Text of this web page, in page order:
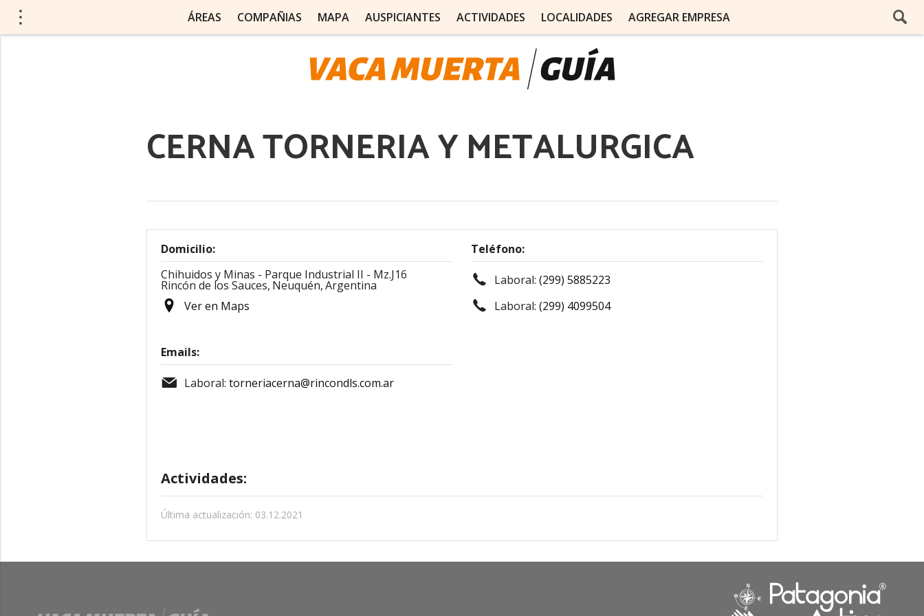
ÁREAS COMPAÑIAS MAPA AUSPICIANTES ACTIVIDADES LOCALIDADES AGREGAR EMPRESA
CERNA TORNERIA Y METALURGICA
Domicilio:
Chihuidos y Minas - Parque Industrial II - Mz.J16
Rincón de los Sauces, Neuquén,Argentina
Ver en Maps
Teléfono:
Laboral: (299) 5885223
Laboral: (299) 4099504
Emails:
Laboral: torneriacerna@rincondls.com.ar
Actividades:
Última actualización: 03.12.2021